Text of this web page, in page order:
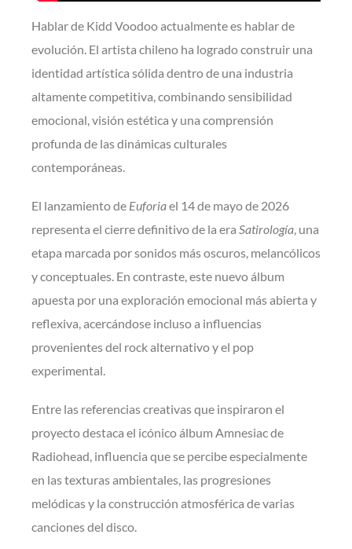
Hablar de Kidd Voodoo actualmente es hablar de
evolución. El artista chileno ha logrado construir una
identidad artística sólida dentro de una industria
altamente competitiva, combinando sensibilidad
emocional, visión estética y una comprensión
profunda de las dinámicas culturales
contemporáneas.
El lanzamiento de Euforiael 14 de mayo de 2026
representa el cierre definitivo de la era Satirología, una
etapa marcada por sonidos más oscuros, melancólicos
y conceptuales. En contraste, este nuevo álbum
apuesta por una exploración emocional más abierta y
reflexiva, acercándose incluso a influencias
provenientes del rock alternativo y el pop
experimental.
Entre las referencias creativas que inspiraron el
proyecto destaca el icónico álbum Amnesiac de
Radiohead, influencia que se percibe especialmente
en las texturas ambientales, las progresiones
melódicas y la construcción atmosférica de varias
canciones del disco.